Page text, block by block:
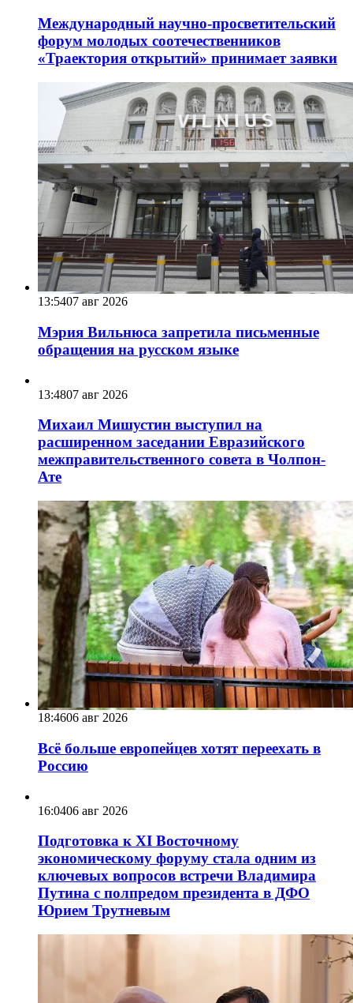
Международный научно-просветительский
форум молодых соотечественников
«Траектория открытий» принимает заявки
13:5407 авг 2026
Мэрия Вильнюса запретила письменные
обращения на русском языке
13:4807 авг 2026
Михаил Мишустин выступил на
расширенном заседании Евразийского
межправительственного совета в Чолпон-
Ате
18:4606 авг 2026
Всё больше европейцев хотят переехать в
Россию
16:0406 авг 2026
Подготовка к XI Восточному
экономическому форуму стала одним из
ключевых вопросов встречи Владимира
Путина с полпредом президента в ДФО
Юрием Трутневым